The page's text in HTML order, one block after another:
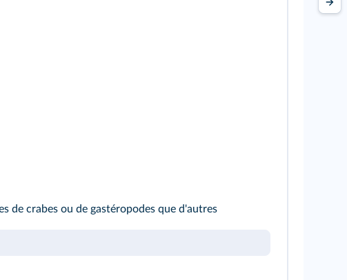
de crabes ou de gastéropodes que d'autres